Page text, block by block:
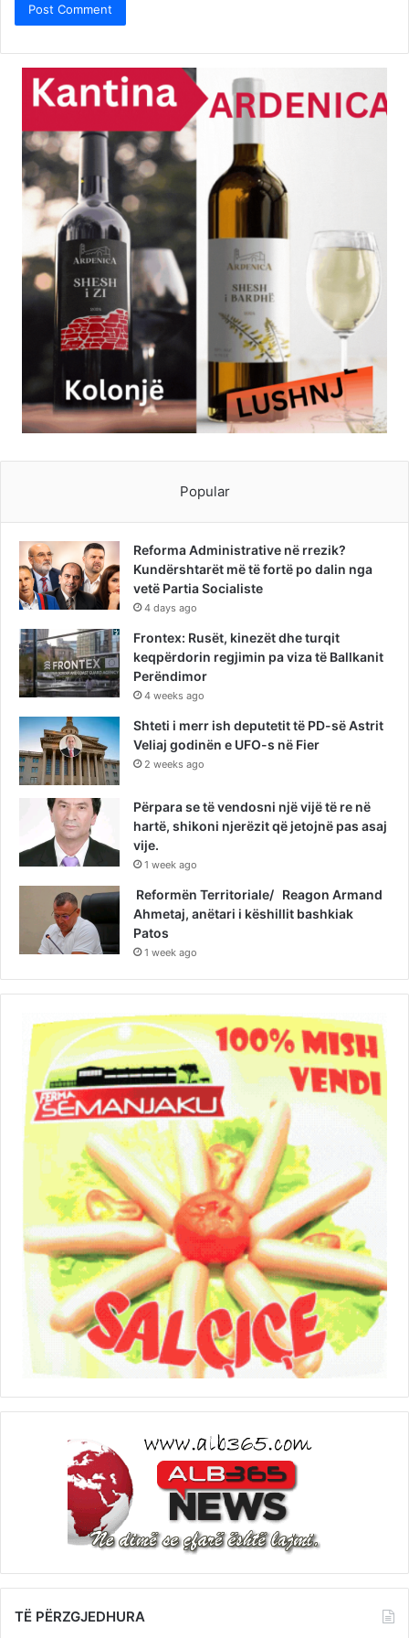
Popular
Reforma Administrative në rrezik?
Kundërshtarët më të fortë po dalin nga
vetë Partia Socialiste
4 days ago
Frontex: Rusët, kinezët dhe turqit
keqpërdorin regjimin pa viza të Ballkanit
Perëndimor
4 weeks ago
Shteti i merr ish deputetit të PD-së Astrit
Veliaj godinën e UFO-s në Fier
2 weeks ago
Përpara se të vendosni një vijë të re në
hartë, shikoni njerëzit që jetojnë pas asaj
vije.
1 week ago
Reformën Territoriale/ Reagon Armand
Ahmetaj, anëtari i këshillit bashkiak
Patos
1 week ago
TË PËRZGJEDHURA